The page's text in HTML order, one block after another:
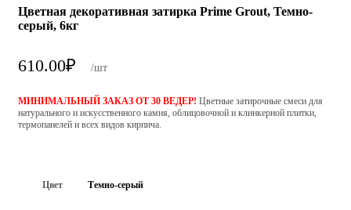
Цветная декоративная затирка Prime Grout, Темно-
серый, 6кг
610.00₽ /шт
МИНИМАЛЬНЫЙ ЗАКАЗ ОТ 30 ВЕДЕР! Цветные затирочные смеси для
натурального и искусственного камня, облицовочной и клинкерной плитки,
термопанелей и всех видов кирпича.
Цвет Темно-серый